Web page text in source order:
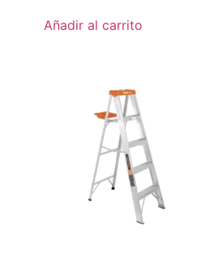
Añadir al carrito